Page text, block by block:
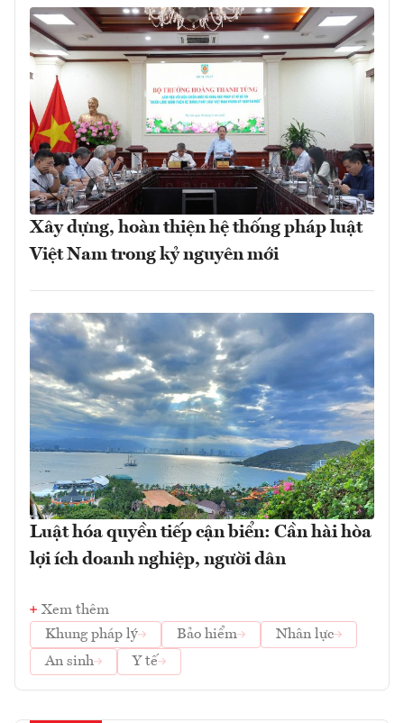
Xây dựng, hoàn thiện hệ thống pháp luật
Việt Nam trong kỷ nguyên mới
Luật hóa quyền tiếp cận biển: Cần hài hòa
lợi ích doanh nghiệp, người dân
Xem thêm
Khung pháp lý
Bảo hiểm
Nhân lực
An sinh
Y tế